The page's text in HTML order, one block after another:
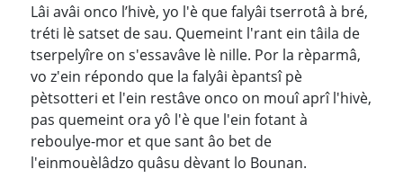
Lâi avâi onco l’hivè, yo l'è que falyâi tserrotâ à bré,
tréti lè satset de sau. Quemeint l'rant ein tâila de
tserpelyîre on s'essavâve lè nille. Por la rèparmâ,
vo z'ein répondo que la falyâi èpantsî pè
pètsotteri et l'ein restâve onco on mouî aprî l'hivè,
pas quemeint ora yô l'è que l'ein fotant à
reboulye-mor et que sant âo bet de
l'einmouèlâdzo quâsu dèvant lo Bounan.